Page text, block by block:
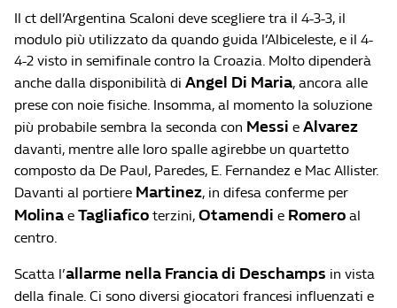
Il ct dell’Argentina Scaloni deve scegliere tra il 4-3-3, il
modulo più utilizzato da quando guida l’Albiceleste, e il 4-
4-2 visto in semifinale contro la Croazia. Molto dipenderà
anche dalla disponibilità di Angel Di Maria, ancora alle
prese con noie fisiche. Insomma, al momento la soluzione
più probabile sembra la seconda con Messi e Alvarez
davanti, mentre alle loro spalle agirebbe un quartetto
composto da De Paul, Paredes, E. Fernandez e Mac Allister.
Davanti al portiere Martinez, in difesa conferme per
Molina e Tagliafico terzini, Otamendi e Romero al
centro.
Scatta l’allarme nella Francia di Deschamps in vista
della finale. Ci sono diversi giocatori francesi influenzati e